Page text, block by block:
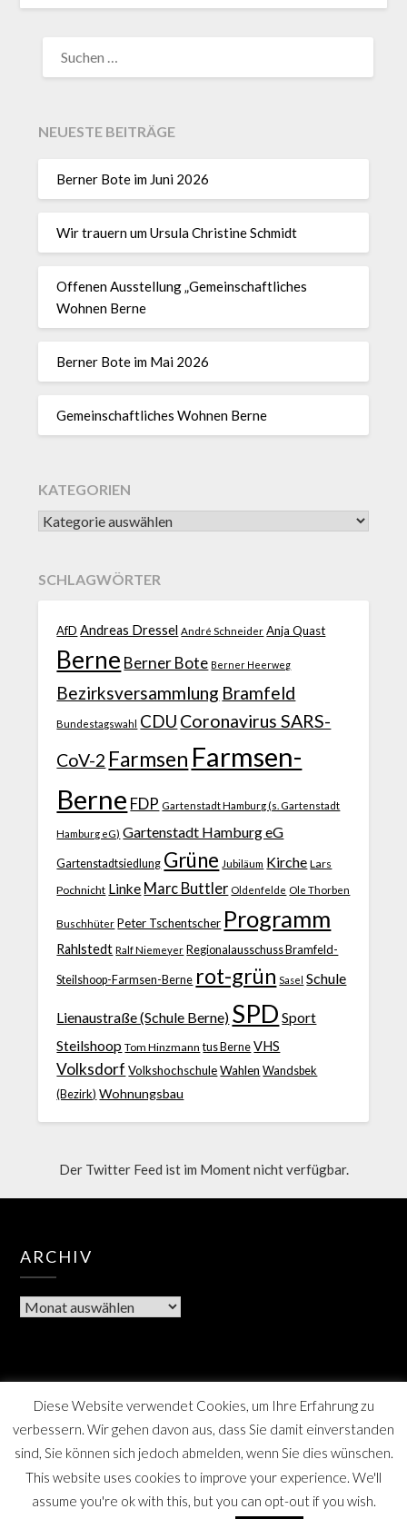
NEUESTE BEITRÄGE
Berner Bote im Juni 2026
Wir trauern um Ursula Christine Schmidt
Offenen Ausstellung „Gemeinschaftliches
Wohnen Berne
Berner Bote im Mai 2026
Gemeinschaftliches Wohnen Berne
KATEGORIEN
SCHLAGWÖRTER
AfD Andreas Dressel André Schneider Anja Quast
Berne Berner Bote Berner Heerweg
Bezirksversammlung Bramfeld
Bundestagswahl CDU Coronavirus SARS-
CoV-2 Farmsen Farmsen-
Berne FDP Gartenstadt Hamburg (s. Gartenstadt
Hamburg eG) Gartenstadt Hamburg eG
Gartenstadtsiedlung Grüne Jubiläum Kirche Lars
Pochnicht Linke Marc Buttler Oldenfelde Ole Thorben
Buschhüter Peter Tschentscher Programm
Rahlstedt Ralf Niemeyer Regionalausschuss Bramfeld-
Steilshoop-Farmsen-Berne rot-grün Sasel Schule
Lienaustraße (Schule Berne) SPD Sport
Steilshoop Tom Hinzmann tus Berne VHS
Volksdorf Volkshochschule Wahlen Wandsbek
(Bezirk) Wohnungsbau
Der Twitter Feed ist im Moment nicht verfügbar.
ARCHIV
Diese Website verwendet Cookies, um Ihre Erfahrung zu
verbessern. Wir gehen davon aus, dass Sie damit einverstanden
sind, Sie können sich jedoch abmelden, wenn Sie dies wünschen.
This website uses cookies to improve your experience. We'll
assume you're ok with this, but you can opt-out if you wish.